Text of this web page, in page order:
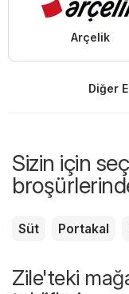
Arçelik
Diğer
Sizin için
Süt Portakal
Zile'teki